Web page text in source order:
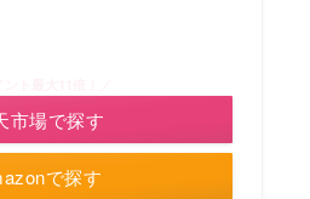
で探す
市場で探す